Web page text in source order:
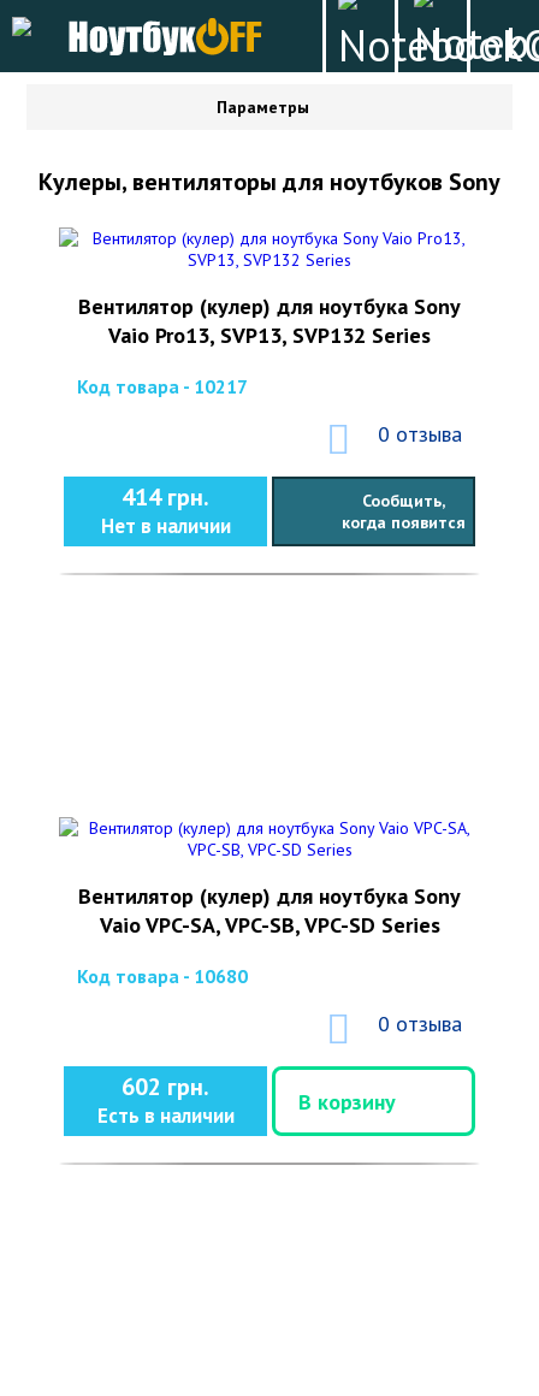
Параметры
Кулеры, вентиляторы для ноутбуков Sony
Вентилятор (кулер) для ноутбука Sony
Vaio Pro13, SVP13, SVP132 Series
Код товара - 10217
0 отзыва
414 грн.
Нет в наличии
Сообщить,
когда появится
Вентилятор (кулер) для ноутбука Sony
Vaio VPC-SA, VPC-SB, VPC-SD Series
Код товара - 10680
0 отзыва
602 грн.
Есть в наличии
В корзину